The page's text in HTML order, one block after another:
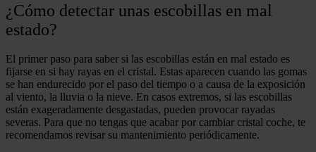
¿Cómo detectar unas escobillas en mal
estado?
El primer paso para saber si las escobillas están en mal estado es
fijarse en si hay rayas en el cristal. Estas aparecen cuando las gomas
se han endurecido por el paso del tiempo o a causa de la exposición
al viento, la lluvia o la nieve. En casos extremos, si las escobillas
están exageradamente desgastadas, pueden provocar rayadas
severas. Para que no tengas que acabar por cambiar cristal coche, te
recomendamos revisar su mantenimiento periódicamente.